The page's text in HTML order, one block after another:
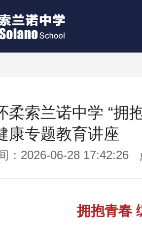
柔索兰诺中学 “拥
康专题教育讲座
：2026-06-28 17:42:26
拥抱青春